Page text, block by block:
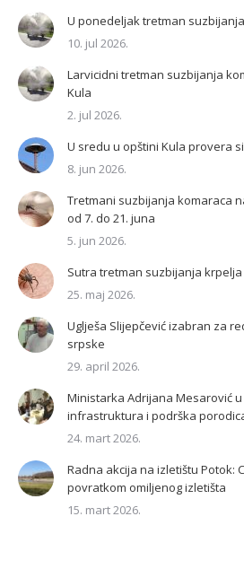
U ponedeljak tretman
10. jul 2026.
Larvicidni tretman suzbijanja
Kula
2. jul 2026.
U sredu u opštini Kula provera
8. jun 2026.
Tretmani suzbijanja komaraca
od 7. do 21. juna
5. jun 2026.
Sutra tretman suzbijanja
25. maj 2026.
Uglješa Slijepčević izabran za
srpske
29. april 2026.
Ministarka Adrijana Mesarović
infrastruktura i podrška
24. mart 2026.
Radna akcija na izletištu Potok:
povratkom omiljenog izletišta
15. mart 2026.